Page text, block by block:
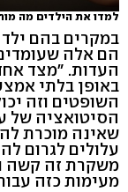
למדו את הילדים מה
במקרים בהם ילד
הם אלה
העדות. "מצד
באופן בלתי
השופטים וזה
הסיטואציה של
שאינה מוכרת
עלולים לגרום
משקרת זה קשה
מעימות כזה